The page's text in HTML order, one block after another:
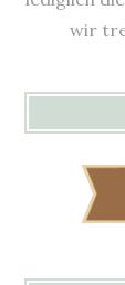
wir